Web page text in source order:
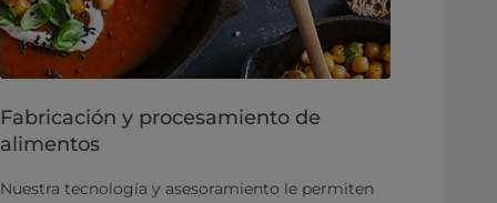
Fabricación y procesamiento de
alimentos
Nuestra tecnología y asesoramiento le permiten